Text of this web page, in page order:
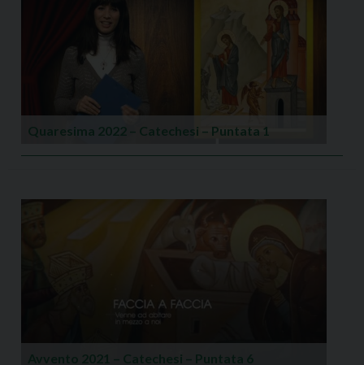
Quaresima 2022 – Catechesi – Puntata 1
Avvento 2021 – Catechesi – Puntata 6